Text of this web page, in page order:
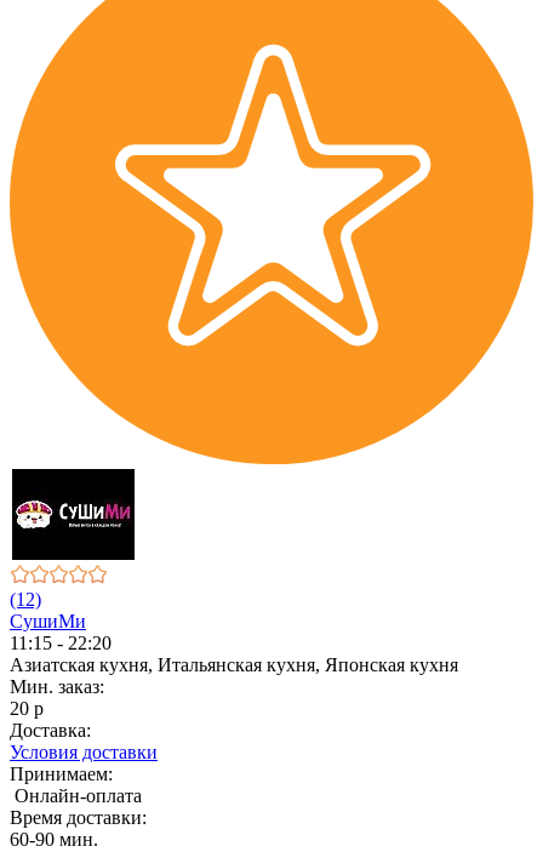
(12)
СушиМи
11:15 - 22:20
Азиатская кухня, Итальянская кухня, Японская кухня
Мин. заказ:
20 р
Доставка:
Условия доставки
Принимаем:
Онлайн-оплата
Время доставки:
60-90 мин.